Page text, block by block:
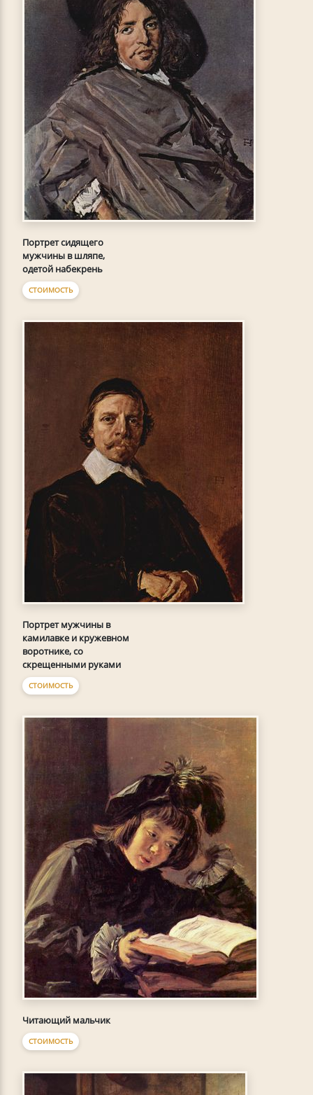
Портрет сидящего
мужчины в шляпе,
одетой набекрень
СТОИМОСТЬ
Портрет мужчины в
камилавке и кружевном
воротнике, со
скрещенными руками
СТОИМОСТЬ
Читающий мальчик
СТОИМОСТЬ